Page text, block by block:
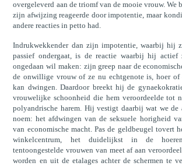
overgeleverd aan de triomf van de mooie vrouw. We
zijn afwijzing reageerde door impotentie, maar
andere reacties in petto had.
Indrukwekkender dan zijn impotentie, waarbij hij
passief ondergaat, is de reactie waarbij hij actief
ongedaan wil maken: zijn greep naar de
de onwillige vrouw of ze nu echtgenote is, hoer
kan dwingen. Daardoor breekt hij de
vrouwelijke schoonheid die hem veroordeelde tot
polyandrische harem. Hij vestigt daarbij wat we de
noem: het afdwingen van de seksuele horigheid
van economische macht. Pas de geldbeugel tovert
winkelcentrum, het duidelijkst in de
tentoongestelde vrouwen van meet af aan
worden en uit de etalages achter de schermen te